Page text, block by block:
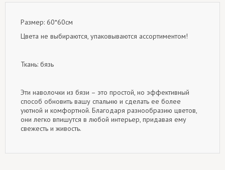
Размер: 60*60см
Цвета не выбираются, упаковываются ассортиментом!
Ткань: бязь
Эти наволочки из бязи – это простой, но эффективный
способ обновить вашу спальню и сделать ее более
уютной и комфортной. Благодаря разнообразию цветов,
они легко впишутся в любой интерьер, придавая ему
свежесть и живость.